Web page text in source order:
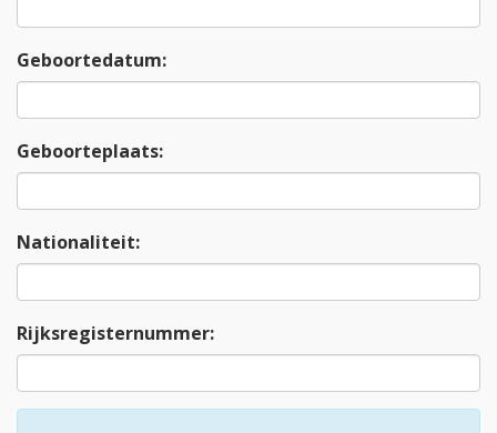
Geboortedatum:
Geboorteplaats:
Nationaliteit:
Rijksregisternummer: